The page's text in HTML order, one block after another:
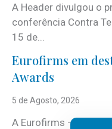
A Header divulgou o
conferência Contra
15 de...
Eurofirms em
Awards
5 de Agosto, 2026
A Eurofirms – People